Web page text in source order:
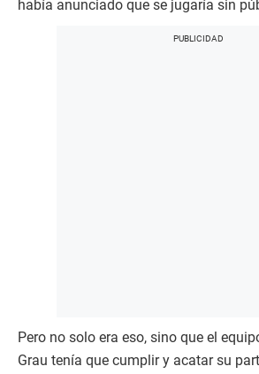
había anunciado que se jugaría sin
Pero no solo era eso, sino que el
Grau tenía que cumplir y acatar su